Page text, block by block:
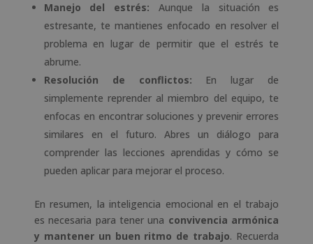
Manejo del estrés: Aunque la situación es
estresante, te mantienes enfocado en resolver el
problema en lugar de permitir que el estrés te
abrume.
Resolución de conflictos: En lugar de
simplemente reprender al miembro del equipo, te
enfocas en encontrar soluciones y prevenir errores
similares en el futuro. Abres un diálogo para
comprender las lecciones aprendidas y cómo se
pueden aplicar para mejorar el proceso.
En resumen, la inteligencia emocional en el trabajo
es necesaria para tener una convivencia armónica
y mantener un buen ritmo de trabajo. Recuerda